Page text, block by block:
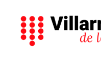
contenido